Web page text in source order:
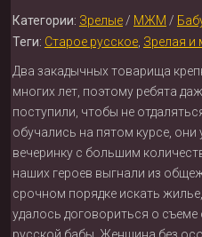
Категории: Зрелые/ МЖМ /
Теги: Старое русское, Зрелая и
Два закадычных товарища
многих лет, поэтому ребята
поступили, чтобы не
обучались на пятом курсе,
вечеринку с большим
наших героев выгнали из
срочном порядке искать
удалось договориться о